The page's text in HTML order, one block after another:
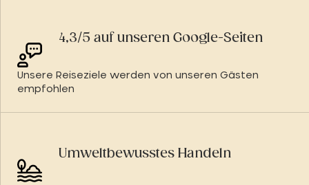
4,3/5 auf unseren Google-Seiten
Unsere Reiseziele werden von unseren Gästen
empfohlen
Umweltbewusstes Handeln